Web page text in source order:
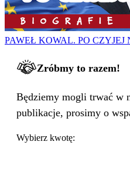
PAWEŁ KOWAL. PO CZYJEJ
Zróbmy to razem!
Będziemy mogli trwać w
publikacje, prosimy o
Wybierz kwotę: